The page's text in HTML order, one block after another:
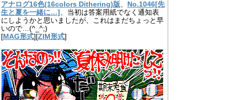
アナログ16色(16colors Dithering)版、
No.1046[先
生と夏を一緒に…] 、当初は答案用紙でなく通知表
にしようかと思いましたが、これはまだちょっと早
いので…(^_^;)
[MAG形式][ZIM形式]